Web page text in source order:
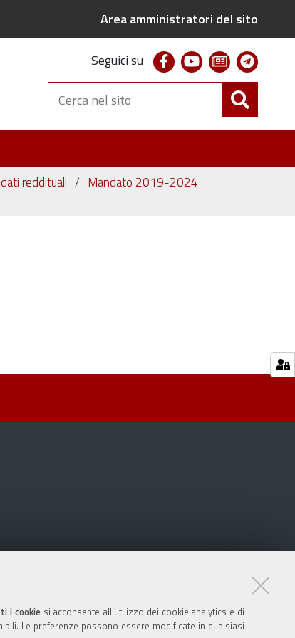
i cookiesi acconsente all’utilizzo dei cookie analytics e di
Le preferenze possono essere modificate in qualsiasi
Area amministratori del sito
Seguici su facebookyoutubenewsletter
Cerca
nel
sito
reddituali
Mandato 2019-2024